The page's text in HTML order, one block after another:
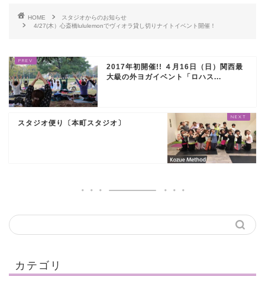
HOME
スタジオからのお知らせ
4/27(木）心斎橋lululemonでヴィオラ貸し切りナイトイベント開催！
2017年初開催!! ４月16日（日）関西最
大級の外ヨガイベント「ロハス...
スタジオ便り〔本町スタジオ〕
カテゴリ